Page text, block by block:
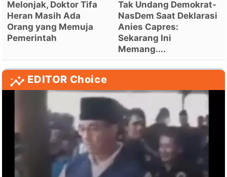
Melonjak, Doktor Tifa
Heran Masih Ada
Orang yang Memuja
Pemerintah
Tak Undang Demokrat-
NasDem Saat Deklarasi
Anies Capres:
Sekarang Ini
Memang....
EDITOR Choice